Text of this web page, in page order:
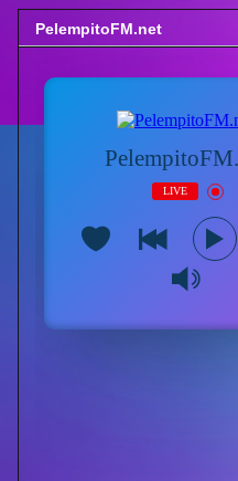
PelempitoFM.net